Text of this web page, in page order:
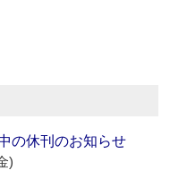
の休刊のお知らせ
)